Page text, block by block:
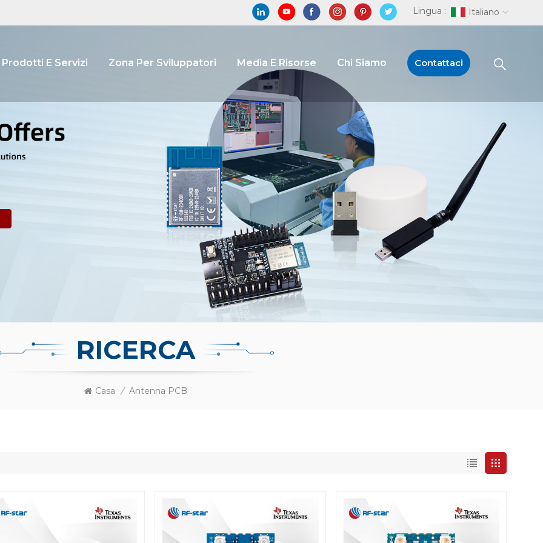
Lingua : Italiano
Prodotti E Servizi Zona Per Sviluppatori Media E Risorse Chi Siamo Contattaci
RICERCA
Casa / Antenna PCB